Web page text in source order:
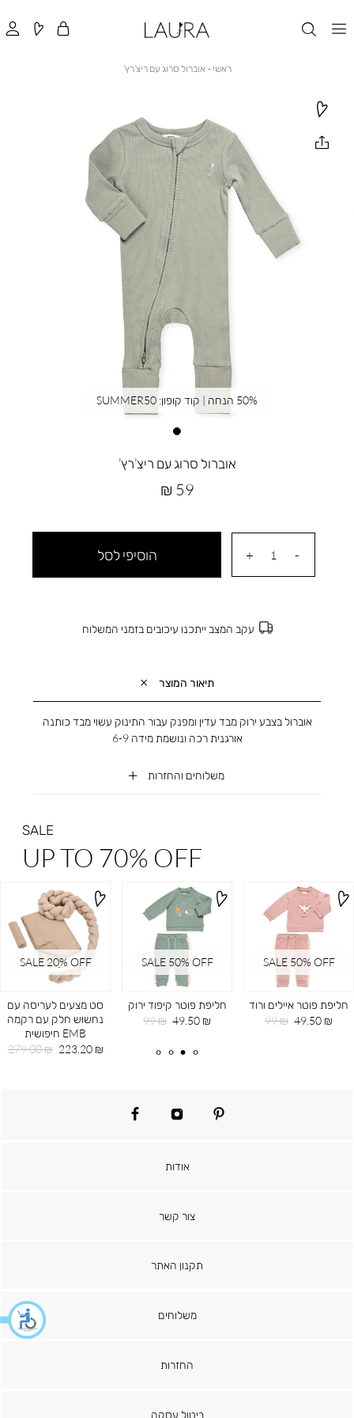
ראשי ראשי
אוברול סרוג עם ריצ’רץ’
אוברול סרוג עם ריצ’רץ’
מחיר
59 ₪
הוסיפי לסל
עקב המצב ייתכנו עיכובים בזמני המשלוח
תיאור המוצר
משלוחים והחזרות
אוברול בצבע ירוק מבד עדין ומפנק עבור התינוק עשוי מבד כותנה
אורגנית רכה ונושמת מידה 6-9
50% הנחה | קוד קופון: SUMMER50
SALE
UP TO 70% OFF
SALE 20ֵ% OFF
סט מצעים לעריסה עם
נחשוש חלק עם רקמה
EMB חיפושית
מחיר
223.20 ₪
מחיר
279.00 ₪
SALE 50% OFF
חליפת פוטר קיפוד ירוק
מחיר
49.50 ₪
מחיר
99 ₪
SALE 50% OFF
חליפת פוטר איילים ורוד
מחיר
49.50 ₪
מחיר
99 ₪
pinterest
instagram
facebook
אודות
צור קשר
תקנון האתר
משלוחים
החזרות
ביטול עסקה